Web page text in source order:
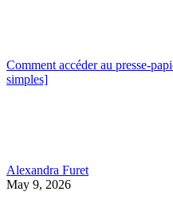
Comment accéder au presse-
simples]
Alexandra Furet
May 9, 2026